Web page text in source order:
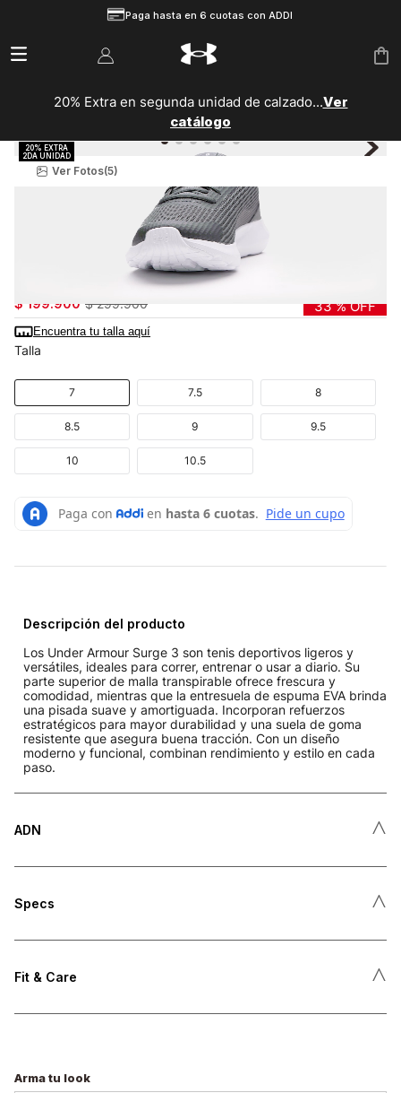
Paga hasta en 6 cuotas con ADDI
de calzado... Ver
20% EXTRA en segunda unidad
Ver Fotos(5)
Zapatillas Running
Tenis UA Surge 3 para Hombre
3024883-102
$ 199.900 $ 299.900 33 % OFF
Encuentra tu talla aquí
Talla
7 7.5 8
8.5 9 9.5
10 10.5
Descripción del producto
Los Under Armour Surge 3 son tenis deportivos ligeros y
versátiles, ideales para correr, entrenar o usar a diario. Su
parte superior de malla transpirable ofrece frescura y
comodidad, mientras que la entresuela de espuma EVA brinda
una pisada suave y amortiguada. Incorporan refuerzos
estratégicos para mayor durabilidad y una suela de goma
resistente que asegura buena tracción. Con un diseño
moderno y funcional, combinan rendimiento y estilo en cada
paso.
ADN ˄
Specs ˄
Fit & Care ˄
Arma tu look